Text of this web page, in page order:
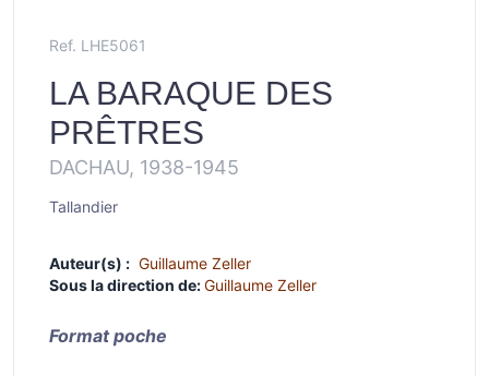
Ref. LHE5061
LA BARAQUE DES
PRÊTRES
DACHAU, 1938-1945
Tallandier
Auteur(s) : Guillaume Zeller
Sous la direction de:Guillaume Zeller
Format poche